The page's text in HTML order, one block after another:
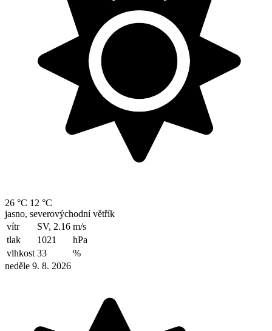
26 °C 12 °C
jasno, severovýchodní větřík
vítr
SV, 2.16 m/s
tlak
1021
hPa
vlhkost 33
%
neděle 9. 8. 2026